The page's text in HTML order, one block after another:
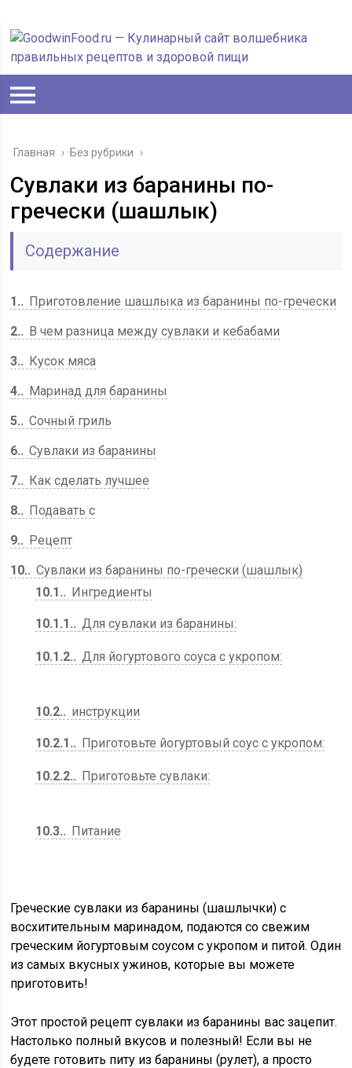
Главная › Без рубрики ›
Сувлаки из баранины по-
гречески (шашлык)
Содержание
1.
Приготовление шашлыка из баранины по-гречески
2.
В чем разница между сувлаки и кебабами
3.
Кусок мяса
4.
Маринад для баранины
5.
Сочный гриль
6.
Сувлаки из баранины
7.
Как сделать лучшее
8.
Подавать с
9.
Рецепт
10.
Сувлаки из баранины по-гречески (шашлык)
10.1.
Ингредиенты
10.1.1. Для сувлаки из баранины:
10.1.2. Для йогуртового соуса с укропом:
10.2. инструкции
10.2.1. Приготовьте йогуртовый соус с укропом:
10.2.2. Приготовьте сувлаки:
10.3. Питание
Греческие сувлаки из баранины (шашлычки) с
восхитительным маринадом, подаются со свежим
греческим йогуртовым соусом с укропом и питой. Один
из самых вкусных ужинов, которые вы можете
приготовить!
Этот простой рецепт сувлаки из баранины вас зацепит.
Настолько полный вкусов и полезный! Если вы не
будете готовить питу из баранины (рулет), а просто